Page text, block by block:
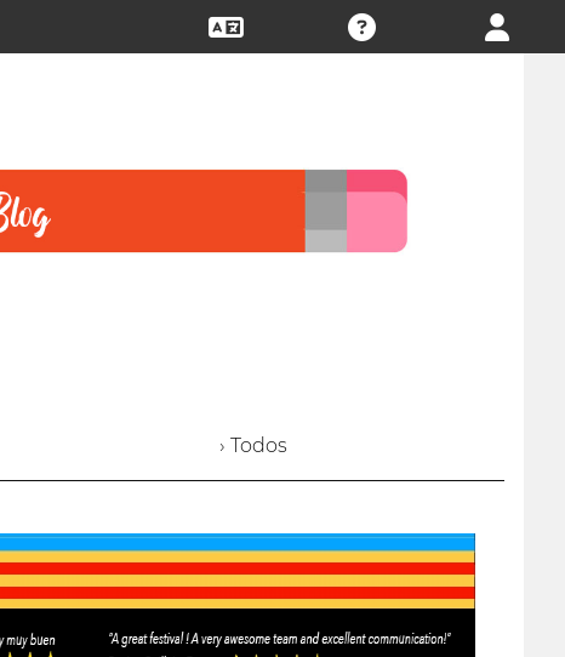
› Todos